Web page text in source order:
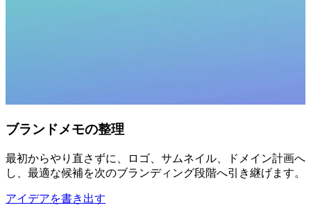
ブランドメモの整理
最初からやり直さずに、ロゴ、サムネイル、ドメイン計画
し、最適な候補を次のブランディング段階へ引き継げます。
アイデアを書き出す